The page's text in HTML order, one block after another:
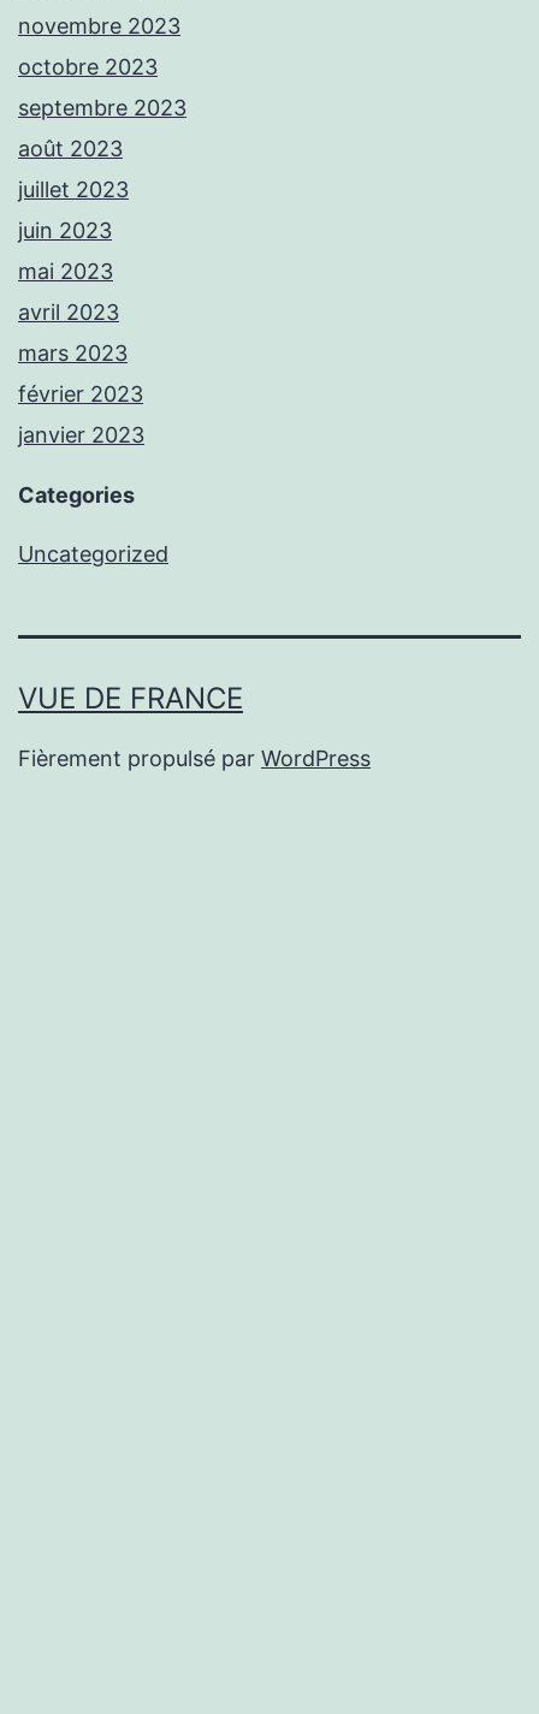
novembre 2023
octobre 2023
septembre 2023
août 2023
juillet 2023
juin 2023
mai 2023
avril 2023
mars 2023
février 2023
janvier 2023
Categories
Uncategorized
VUE DE FRANCE
Fièrement propulsé par WordPress